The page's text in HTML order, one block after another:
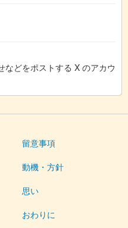
どをポストする X のアカウ
留意事項
動機・方針
思い
おわりに